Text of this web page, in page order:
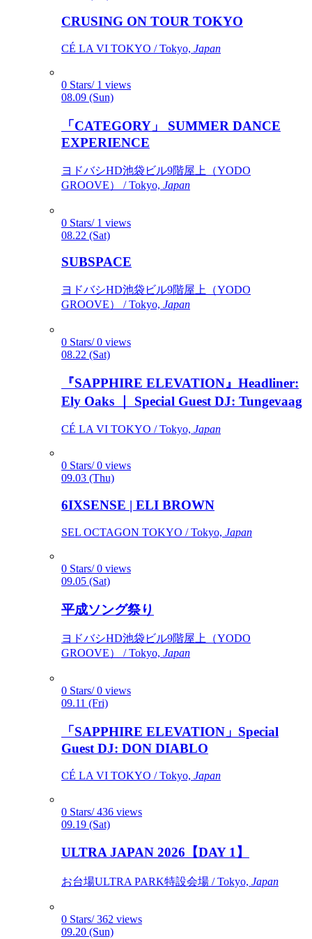
CRUSING ON TOUR TOKYO
CÉ LA VI TOKYO / Tokyo, Japan
0 Stars/ 1 views
08.09 (Sun)
「CATEGORY」 SUMMER DANCE
EXPERIENCE
ヨドバシHD池袋ビル9階屋上（YODO
GROOVE） / Tokyo, Japan
0 Stars/ 1 views
08.22 (Sat)
SUBSPACE
ヨドバシHD池袋ビル9階屋上（YODO
GROOVE） / Tokyo, Japan
0 Stars/ 0 views
08.22 (Sat)
『SAPPHIRE ELEVATION』Headliner:
Ely Oaks ｜ Special Guest DJ: Tungevaag
CÉ LA VI TOKYO / Tokyo, Japan
0 Stars/ 0 views
09.03 (Thu)
6IXSENSE | ELI BROWN
SEL OCTAGON TOKYO / Tokyo, Japan
0 Stars/ 0 views
09.05 (Sat)
平成ソング祭り
ヨドバシHD池袋ビル9階屋上（YODO
GROOVE） / Tokyo, Japan
0 Stars/ 0 views
09.11 (Fri)
「SAPPHIRE ELEVATION」Special
Guest DJ: DON DIABLO
CÉ LA VI TOKYO / Tokyo, Japan
0 Stars/ 436 views
09.19 (Sat)
ULTRA JAPAN 2026【DAY 1】
お台場ULTRA PARK特設会場 / Tokyo, Japan
0 Stars/ 362 views
09.20 (Sun)